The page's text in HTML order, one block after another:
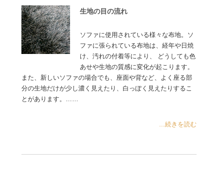
生地の目の流れ
ソファに使用されている様々な布地。ソ
ファに張られている布地は、経年や日焼
け、汚れの付着等により、 どうしても色
あせや生地の質感に変化が起こります。
また、新しいソファの場合でも、座面や背など、よく座る部
分の生地だけが少し濃く見えたり、白っぽく見えたりするこ
とがあります。……
...続きを読む